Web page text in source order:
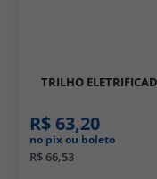
TRILHO
R$ 63,20
no pix ou boleto
R$ 66,53